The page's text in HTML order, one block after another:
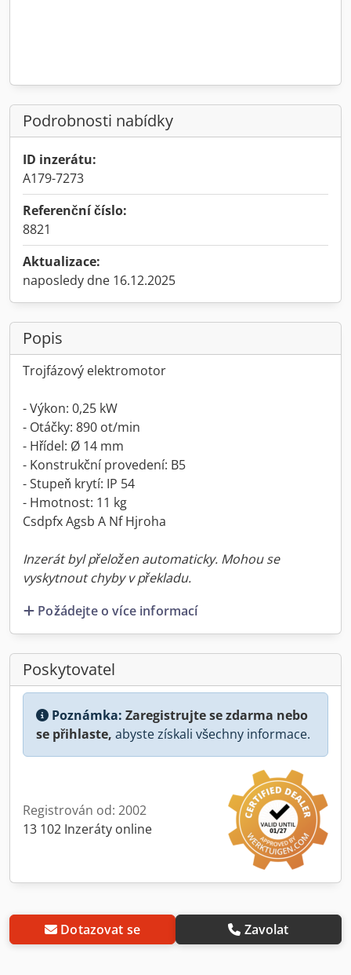
Podrobnosti nabídky
ID inzerátu:
A179-7273
Referenční číslo:
8821
Aktualizace:
naposledy dne 16.12.2025
Popis
Trojfázový elektromotor
- Výkon: 0,25 kW
- Otáčky: 890 ot/min
- Hřídel: Ø 14 mm
- Konstrukční provedení: B5
- Stupeň krytí: IP 54
- Hmotnost: 11 kg
Csdpfx Agsb A Nf Hjroha
Inzerát byl přeložen automaticky. Mohou se
vyskytnout chyby v překladu.
Požádejte o více informací
Poskytovatel
Poznámka: Zaregistrujte se zdarma nebo
se přihlaste, abyste získali všechny informace.
Registrován od: 2002
13 102 Inzeráty online
Dotazovat se Zavolat